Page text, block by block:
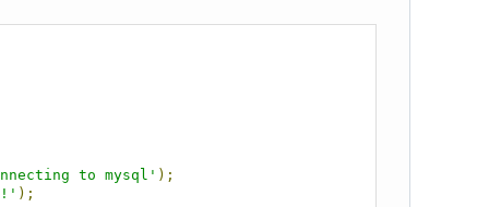
to mysql' );
);